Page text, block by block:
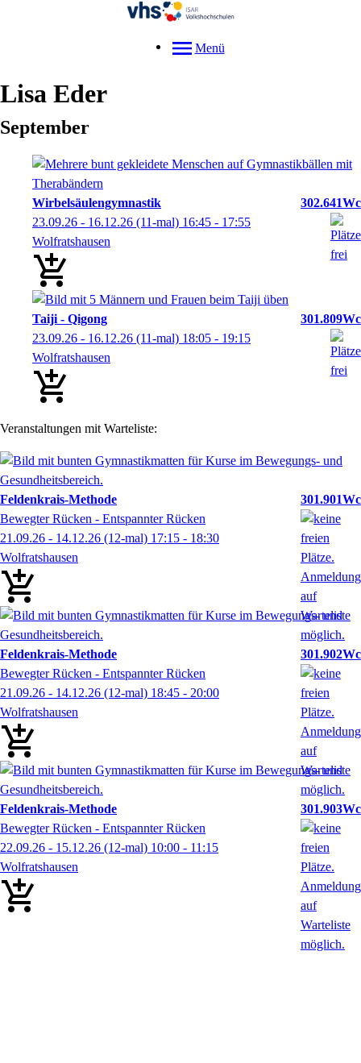
Menü
Lisa Eder
September
Wirbelsäulengymnastik
302.641Wc
23.09.26 - 16.12.26 (11-mal) 16:45 - 17:55
Wolfratshausen
Taiji - Qigong
301.809Wc
23.09.26 - 16.12.26 (11-mal) 18:05 - 19:15
Wolfratshausen
Veranstaltungen mit Warteliste:
Feldenkrais-Methode
301.901Wc
Bewegter Rücken - Entspannter Rücken
21.09.26 - 14.12.26 (12-mal) 17:15 - 18:30
Wolfratshausen
Feldenkrais-Methode
301.902Wc
Bewegter Rücken - Entspannter Rücken
21.09.26 - 14.12.26 (12-mal) 18:45 - 20:00
Wolfratshausen
Feldenkrais-Methode
301.903Wc
Bewegter Rücken - Entspannter Rücken
22.09.26 - 15.12.26 (12-mal) 10:00 - 11:15
Wolfratshausen